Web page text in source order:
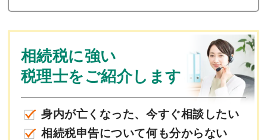
相続税に強い
税理士をご紹介します
身内が亡くなった、今すぐ相談したい
相続税申告について何も分からない